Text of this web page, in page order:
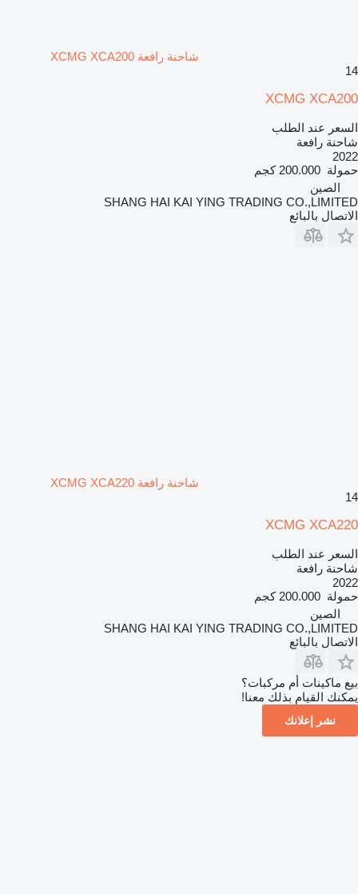
شاحنة رافعة XCMG XCA200
14
XCMG XCA200
السعر عند الطلب
شاحنة رافعة
2022
حمولة 200.000 كجم
الصين
SHANG HAI KAI YING TRADING CO.,LIMITED
الاتصال بالبائع
شاحنة رافعة XCMG XCA220
14
XCMG XCA220
السعر عند الطلب
شاحنة رافعة
2022
حمولة 200.000 كجم
الصين
SHANG HAI KAI YING TRADING CO.,LIMITED
الاتصال بالبائع
بيع ماكينات أم مركبات؟
يمكنك القيام بذلك معنا!
نشر إعلانك